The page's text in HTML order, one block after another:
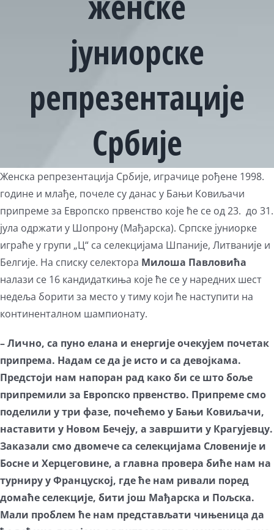
јуниорске
репрезентације
Србије
View
Larger
Image
Женска репрезентација Србије, играчице рођене 1998.
године и млађе, почеле су данас у Бањи Ковиљачи
припреме за Европско првенство које ће се од 23. до 31.
јула одржати у Шопрону (Мађарска). Српске јуниорке
играће у групи „Ц“ са селекцијама Шпаније, Литваније и
Белгије. На списку селектора Милоша Павловића
налази се 16 кандидаткиња које ће се у наредних шест
недеља борити за место у тиму који ће наступити на
континенталном шампионату.
– Лично, са пуно елана и енергије очекујем почетак
припрема. Надам се да је исто и са девојкама.
Предстоји нам напоран рад како би се што боље
припремили за Европско првенство. Припреме смо
поделили у три фазе, почећемо у Бањи Ковиљачи,
наставити у Новом Бечеју, а завршити у Крагујевцу.
Заказали смо двомече са селекцијама Словеније и
Босне и Херцеговине, а главна провера биће нам на
турниру у Француској, где ће нам ривали поред
домаће селекције, бити још Мађарска и Пољска.
Мали проблем ће нам представљати чињеница да